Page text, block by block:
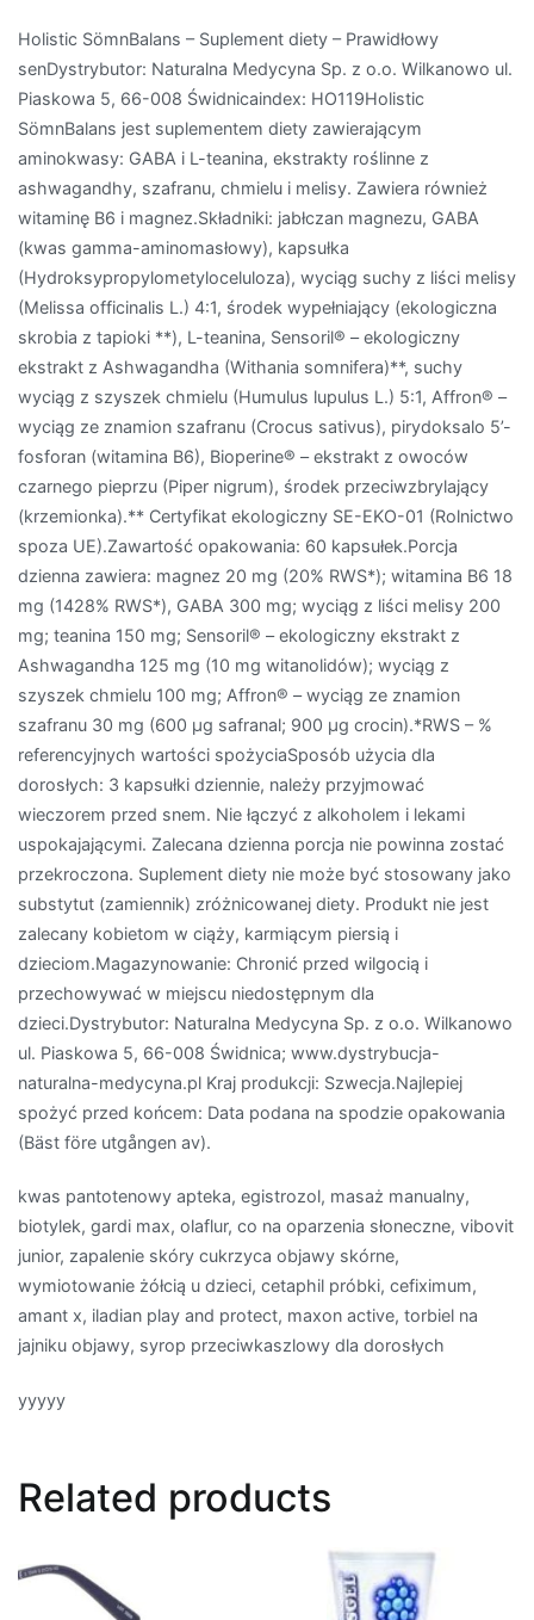
Holistic SömnBalans – Suplement diety – Prawidłowy
senDystrybutor: Naturalna Medycyna Sp. z o.o. Wilkanowo ul.
Piaskowa 5, 66-008 Świdnicaindex: HO119Holistic
SömnBalans jest suplementem diety zawierającym
aminokwasy: GABA i L-teanina, ekstrakty roślinne z
ashwagandhy, szafranu, chmielu i melisy. Zawiera również
witaminę B6 i magnez.Składniki: jabłczan magnezu, GABA
(kwas gamma-aminomasłowy), kapsułka
(Hydroksypropylometyloceluloza), wyciąg suchy z liści melisy
(Melissa officinalis L.) 4:1, środek wypełniający (ekologiczna
skrobia z tapioki **), L-teanina, Sensoril® – ekologiczny
ekstrakt z Ashwagandha (Withania somnifera)**, suchy
wyciąg z szyszek chmielu (Humulus lupulus L.) 5:1, Affron® –
wyciąg ze znamion szafranu (Crocus sativus), pirydoksalo 5’-
fosforan (witamina B6), Bioperine® – ekstrakt z owoców
czarnego pieprzu (Piper nigrum), środek przeciwzbrylający
(krzemionka).** Certyfikat ekologiczny SE-EKO-01 (Rolnictwo
spoza UE).Zawartość opakowania: 60 kapsułek.Porcja
dzienna zawiera: magnez 20 mg (20% RWS*); witamina B6 18
mg (1428% RWS*), GABA 300 mg; wyciąg z liści melisy 200
mg; teanina 150 mg; Sensoril® – ekologiczny ekstrakt z
Ashwagandha 125 mg (10 mg witanolidów); wyciąg z
szyszek chmielu 100 mg; Affron® – wyciąg ze znamion
szafranu 30 mg (600 µg safranal; 900 µg crocin).*RWS – %
referencyjnych wartości spożyciaSposób użycia dla
dorosłych: 3 kapsułki dziennie, należy przyjmować
wieczorem przed snem. Nie łączyć z alkoholem i lekami
uspokajającymi. Zalecana dzienna porcja nie powinna zostać
przekroczona. Suplement diety nie może być stosowany jako
substytut (zamiennik) zróżnicowanej diety. Produkt nie jest
zalecany kobietom w ciąży, karmiącym piersią i
dzieciom.Magazynowanie: Chronić przed wilgocią i
przechowywać w miejscu niedostępnym dla
dzieci.Dystrybutor: Naturalna Medycyna Sp. z o.o. Wilkanowo
ul. Piaskowa 5, 66-008 Świdnica; www.dystrybucja-
naturalna-medycyna.pl Kraj produkcji: Szwecja.Najlepiej
spożyć przed końcem: Data podana na spodzie opakowania
(Bäst före utgången av).
kwas pantotenowy apteka, egistrozol, masaż manualny,
biotylek, gardi max, olaflur, co na oparzenia słoneczne, vibovit
junior, zapalenie skóry cukrzyca objawy skórne,
wymiotowanie żółcią u dzieci, cetaphil próbki, cefiximum,
amant x, iladian play and protect, maxon active, torbiel na
jajniku objawy, syrop przeciwkaszlowy dla dorosłych
yyyyy
Related products